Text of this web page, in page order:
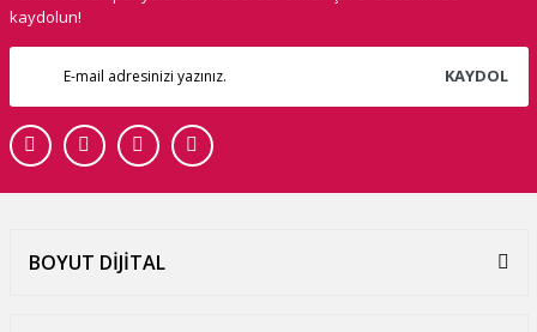
kaydolun!
KAYDOL
BOYUT DİJİTAL